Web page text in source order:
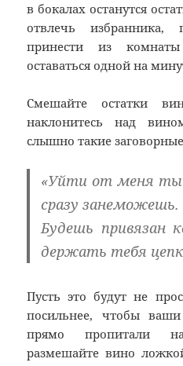
в бокалах останутся
отвлечь избранника,
принести из
оставаться одной на
Смешайте остатки
наклонитесь над
слышно такие
«Уйти от меня ты
сразу занеможешь.
Будешь привязан
держать тебя
Пусть это будут не
посильнее, чтобы
прямо пропитали
размешайте вино